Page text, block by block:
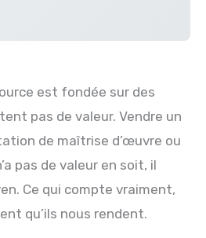
est fondée sur des
pas de valeur. Vendre un
de maîtrise d’œuvre ou
pas de valeur en soit, il
Ce qui compte vraiment,
qu’ils nous rendent.